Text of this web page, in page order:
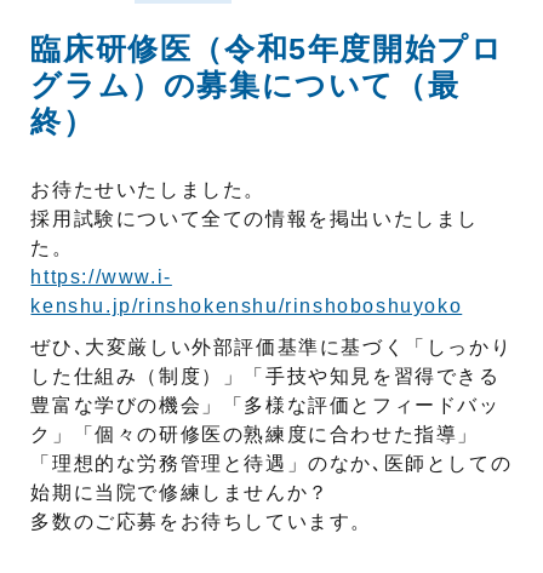
臨床研修医（令和5年度開始プロ
グラム）の募集について（最
終）
お待たせいたしました。
採用試験について全ての情報を掲出いたしまし
た。
https://www.i-
kenshu.jp/rinshokenshu/rinshoboshuyoko
ぜひ､大変厳しい外部評価基準に基づく「しっかり
した仕組み（制度）」「手技や知見を習得できる
豊富な学びの機会」「多様な評価とフィードバッ
ク」「個々の研修医の熟練度に合わせた指導」
「理想的な労務管理と待遇」のなか､医師としての
始期に当院で修練しませんか？
多数のご応募をお待ちしています。